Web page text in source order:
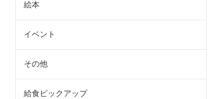
絵本
イベント
その他
給食ピックアップ